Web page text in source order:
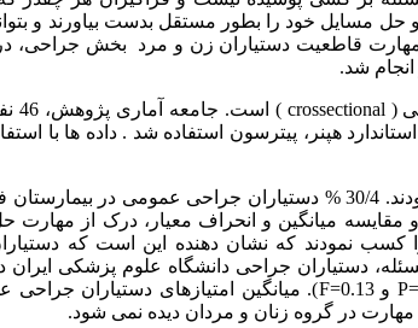
حل مسایل خود را بطور مستقل بدست بیاورند و
شد.
(
crossectional
)
هپنر، پیترسون استفاده شد . داده ها با
میانگین و انحراف معیار، درک از مهارت
کسب نمودند که نشان دهنده این است که
وF=0.13). میانگین امتیازهای دستیاران جراحی
مهارت در گروه زنان و مردان دیده نمی شود.